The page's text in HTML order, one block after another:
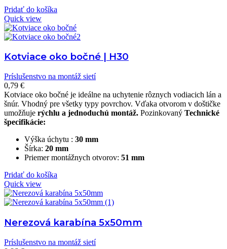
Pridať do košíka
Quick view
Kotviace oko bočné | H30
Príslušenstvo na montáž sietí
0,79 €
Kotviace oko bočné je ideálne na uchytenie rôznych vodiacich lán a
šnúr. Vhodný pre všetky typy povrchov. Vďaka otvorom v doštičke
umožňuje rýchlu a jednoduchú montáž. Pozinkovaný Technické
špecifikácie:
Výška úchytu : 30 mm
Šírka: 20 mm
Priemer montážnych otvorov: 51 mm
Pridať do košíka
Quick view
Nerezová karabína 5x50mm
Príslušenstvo na montáž sietí